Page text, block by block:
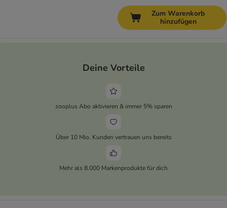
Zum Warenkorb
hinzufügen
Deine Vorteile
zooplus Abo aktivieren & immer 5% sparen
Über 10 Mio. Kunden vertrauen uns bereits
Mehr als 8.000 Markenprodukte für dich